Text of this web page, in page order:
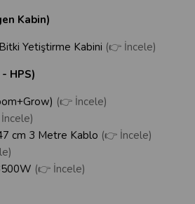
Kabin)
Yetiştirme Kabini (👉 İncele)
HPS)
(👉 İncele)
cm 3 Metre Kablo (👉 İncele)
(👉 İncele)